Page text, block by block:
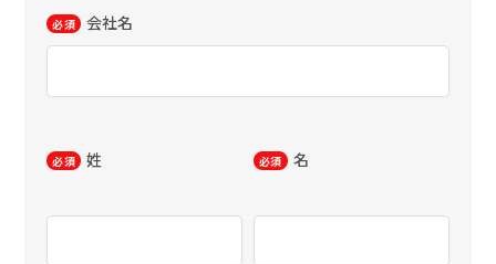
必須 会社名
必須 姓 必須 名